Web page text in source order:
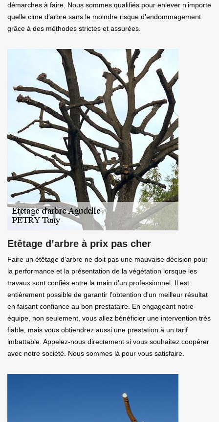
démarches à faire. Nous sommes qualifiés pour enlever n’importe
quelle cime d’arbre sans le moindre risque d’endommagement
grâce à des méthodes strictes et assurées.
Etêtage d’arbre à prix pas cher
Faire un étêtage d’arbre ne doit pas une mauvaise décision pour
la performance et la présentation de la végétation lorsque les
travaux sont confiés entre la main d’un professionnel. Il est
entièrement possible de garantir l’obtention d’un meilleur résultat
en faisant confiance au bon prestataire. En engageant notre
équipe, non seulement, vous allez bénéficier une intervention très
fiable, mais vous obtiendrez aussi une prestation à un tarif
imbattable. Appelez-nous directement si vous souhaitez coopérer
avec notre société. Nous sommes là pour vous satisfaire.